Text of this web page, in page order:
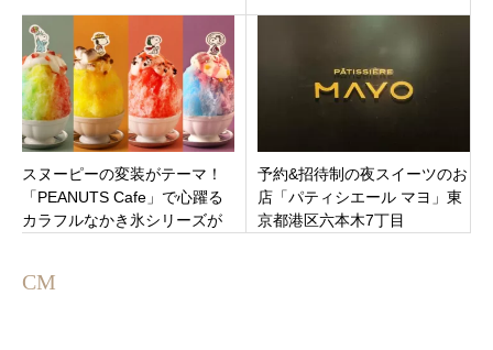
池袋の東通り
スヌーピーの変装がテーマ！
「PEANUTS Cafe」で心躍る
カラフルなかき氷シリーズが
予約&招待制の夜スイーツのお
店「パティシエール マヨ」東
京都港区六本木7丁目
CM